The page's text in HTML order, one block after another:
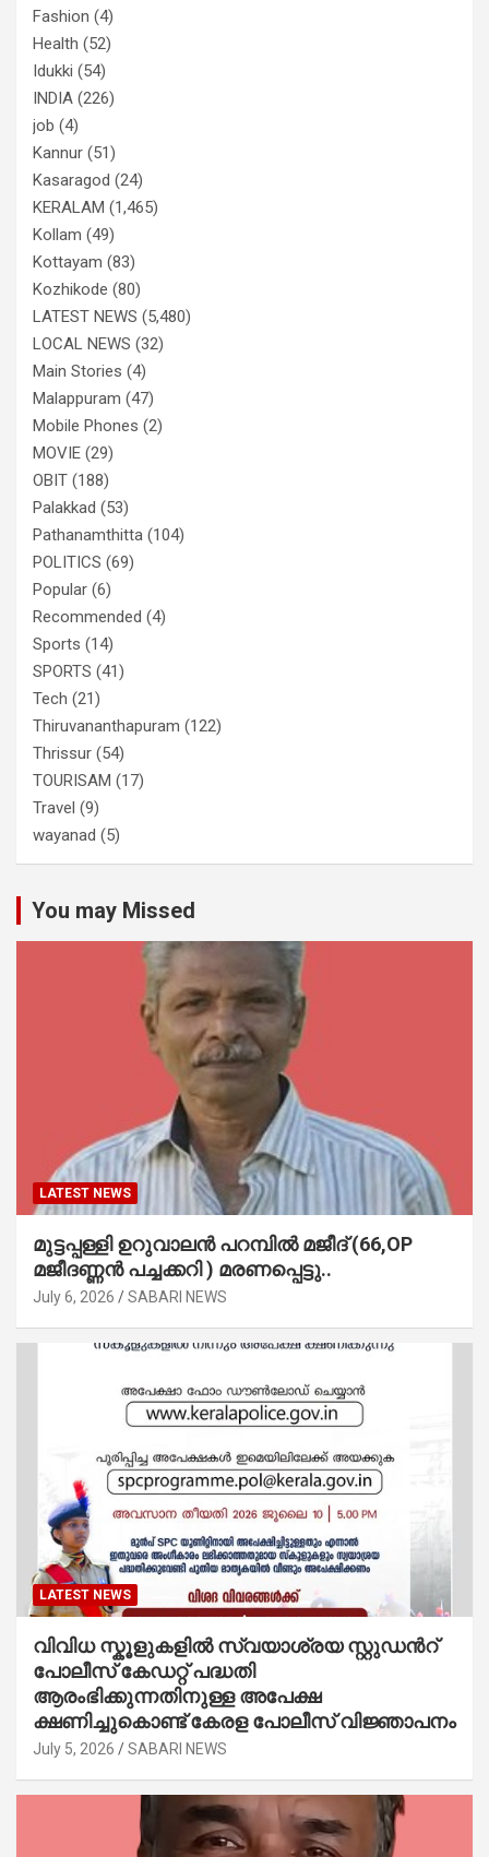
Fashion (4)
Health (52)
Idukki (54)
INDIA (226)
job (4)
Kannur (51)
Kasaragod (24)
KERALAM (1,465)
Kollam (49)
Kottayam (83)
Kozhikode (80)
LATEST NEWS (5,480)
LOCAL NEWS (32)
Main Stories (4)
Malappuram (47)
Mobile Phones (2)
MOVIE (29)
OBIT (188)
Palakkad (53)
Pathanamthitta (104)
POLITICS (69)
Popular (6)
Recommended (4)
Sports (14)
SPORTS (41)
Tech (21)
Thiruvananthapuram (122)
Thrissur (54)
TOURISAM (17)
Travel (9)
wayanad (5)
You may Missed
LATEST NEWS
മുട്ടപ്പള്ളി ഉറുവാലൻ പറമ്പിൽ മജീദ് (66,OP
മജീദണ്ണൻ പച്ചക്കറി ) മരണപ്പെട്ടു..
July 6, 2026 SABARI NEWS
LATEST NEWS
വിവിധ സ്കൂളുകളില്‍ സ്വയാശ്രയ സ്റ്റുഡന്‍റ്
പോലീസ് കേഡറ്റ് പദ്ധതി
ആരംഭിക്കുന്നതിനുള്ള അപേക്ഷ
ക്ഷണിച്ചുകൊണ്ട് കേരള പോലീസ് വിജ്ഞാപനം
July 5, 2026 SABARI NEWS